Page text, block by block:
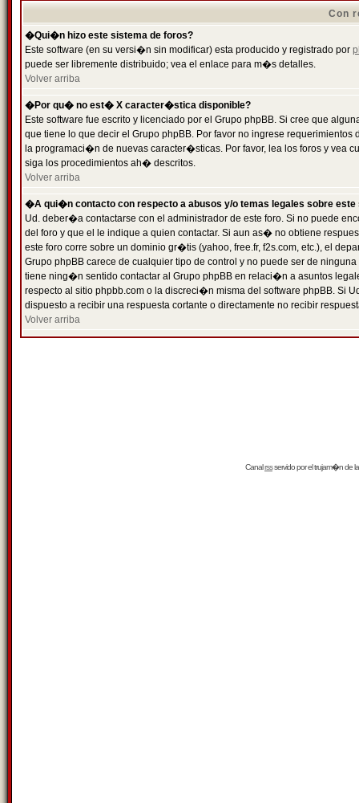
Con
�Qui�n hizo este sistema de foros?
Este software (en su versi�n sin modificar) esta producido y registrado por
puede ser libremente distribuido; vea el enlace para m�s detalles.
Volver arriba
�Por qu� no est� X caracter�stica disponible?
Este software fue escrito y licenciado por el Grupo phpBB. Si cree que
que tiene lo que decir el Grupo phpBB. Por favor no ingrese
la programaci�n de nuevas caracter�sticas. Por favor, lea los foros y vea
siga los procedimientos ah� descritos.
Volver arriba
�A qui�n contacto con respecto a abusos y/o temas legales sobre este
Ud. deber�a contactarse con el administrador de este foro. Si no puede
del foro y que el le indique a quien contactar. Si aun as� no obtiene
este foro corre sobre un dominio gr�tis (yahoo, free.fr, f2s.com, etc.), el
Grupo phpBB carece de cualquier tipo de control y no puede ser de
tiene ning�n sentido contactar al Grupo phpBB en relaci�n a asuntos
respecto al sitio phpbb.com o la discreci�n misma del software phpBB. Si
dispuesto a recibir una respuesta cortante o directamente no recibir
Volver arriba
Canalrssservido por eltrujam�nde